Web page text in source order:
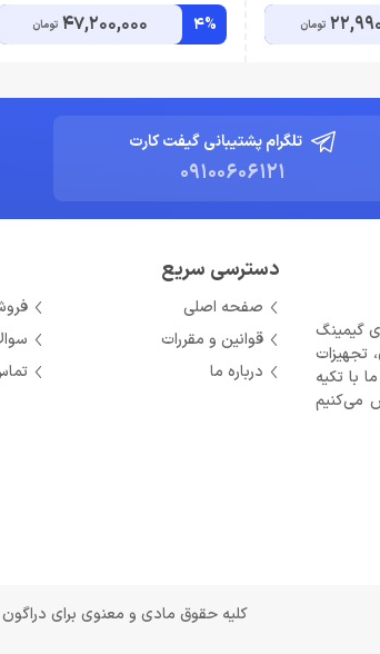
تومان 4%
47,200,000 تومان
تلگرام پشتیبانی گیفت کارت
09100606121
گیمینگ
تجهیزات
با تکیه
می‌کنیم
دسترسی سریع
صفحه اصلی
قوانین و مقررات
درباره ما
کلیه حقوق مادی و معنوی برای